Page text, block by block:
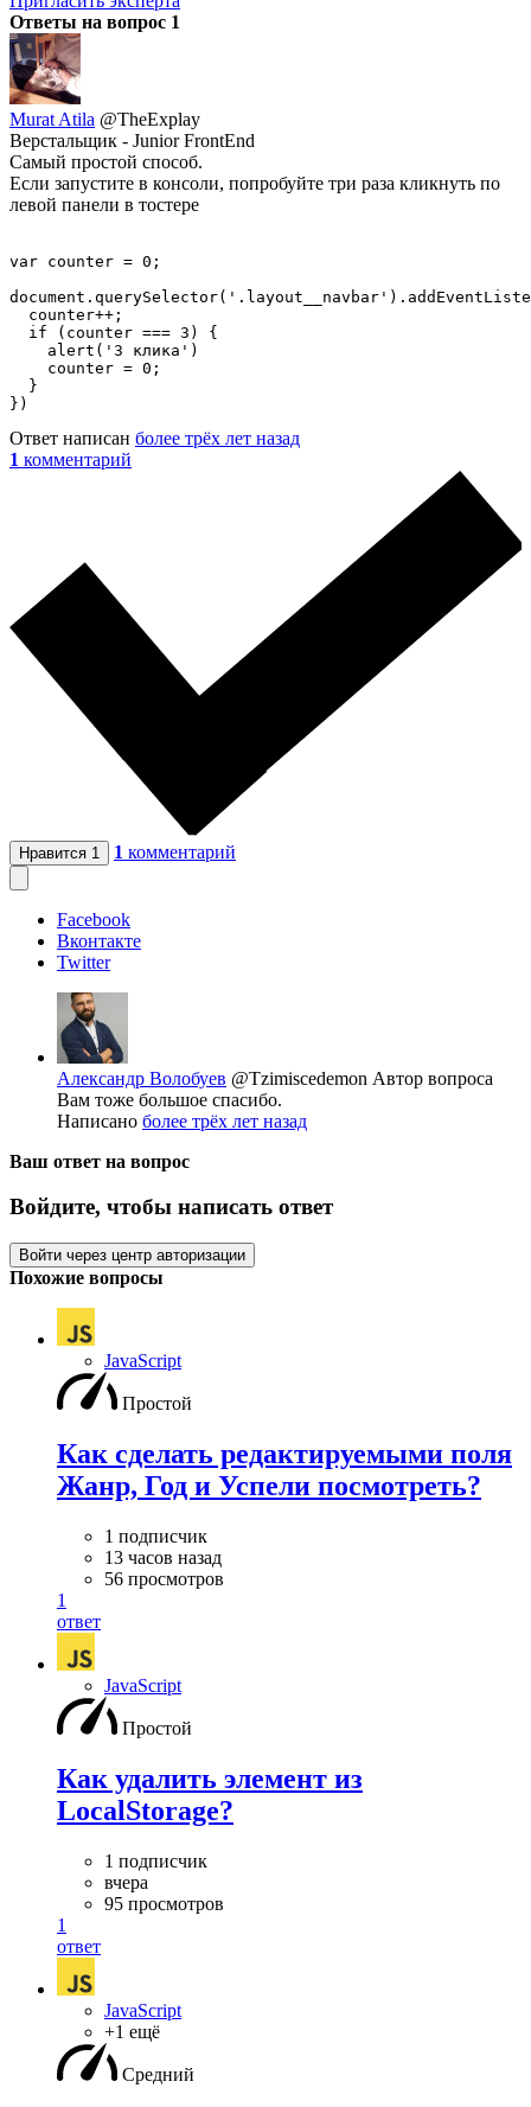
Ответы на вопрос 1
Murat Atila @TheExplay
Верстальщик - Junior FrontEnd
Самый простой способ.
Если запустите в консоли, попробуйте три раза кликнуть по
левой панели в тостере
var counter = 0;
  counter++;
  if (counter === 3) {
    alert('3 клика')
    counter = 0;
  }
})
Ответ написан более трёх лет назад
1 комментарий
Нравится 1 1 комментарий
Facebook
Вконтакте
Twitter
Александр Волобуев @Tzimiscedemon Автор вопроса
Вам тоже большое спасибо.
Написано более трёх лет назад
Ваш ответ на вопрос
Войдите, чтобы написать ответ
Войти через центр авторизации
Похожие вопросы
JavaScript
Простой
Как сделать редактируемыми поля
Жанр, Год и Успели посмотреть?
1 подписчик
13 часов назад
56 просмотров
1
ответ
JavaScript
Простой
Как удалить элемент из
LocalStorage?
1 подписчик
вчера
95 просмотров
1
ответ
JavaScript
+1 ещё
Средний